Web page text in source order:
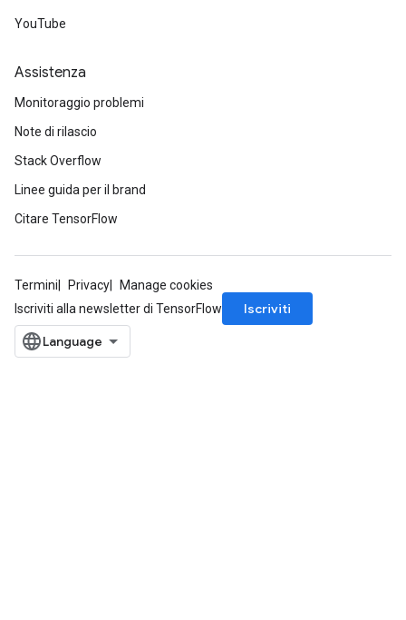
YouTube
Assistenza
Monitoraggio problemi
Note di rilascio
Stack Overflow
Linee guida per il brand
Citare TensorFlow
Termini Privacy
Manage cookies
Iscriviti alla newsletter di TensorFlow
Iscriviti